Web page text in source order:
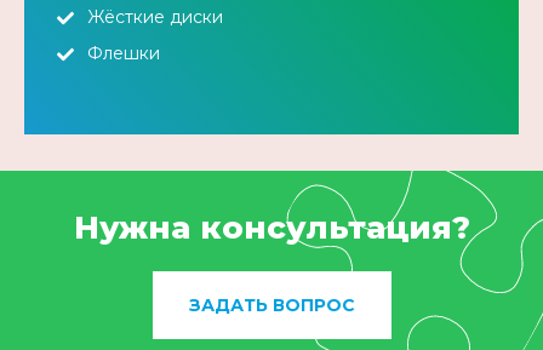
Жёсткие диски
Флешки
Нужна консультация?
ЗАДАТЬ ВОПРОС